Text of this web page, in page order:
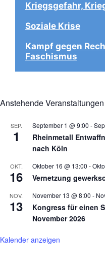
Kriegsgefahr,
Soziale Krise
Kampf gegen
Faschismus
Anstehende Veranstaltungen
SEP.
1
September 1 @ 9:00 -
Rheinmetall
nach Köln
OKT.
16
Oktober 16 @ 13:00 -
Vernetzung
NOV.
13
November 13 @ 8:00 -
Kongress für einen
November 2026
Kalender anzeigen